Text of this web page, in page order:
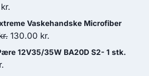
kr.
Vaskehandske Microfiber
Den
oprindelige
130.00 kr.
aktuelle
12V35/35W BA20D S2- 1 stk.